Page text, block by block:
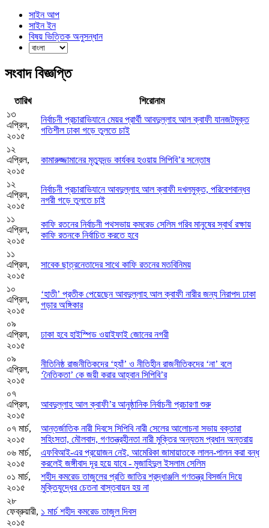
সাইন আপ
সাইন ইন
বিষয় ভিত্তিক অনুসন্ধান
সংবাদ বিজ্ঞপ্তি
তারিখ
শিরোনাম
১৩
এপ্রিল,
২০১৫
নির্বাচনী প্রচারাভিযানে মেয়র প্রার্থী আবদুল্লাহ আল ক্বাফী যানজটমুক্ত
গতিশীল ঢাকা গড়ে তুলতে চাই
১২
এপ্রিল,
২০১৫
কামারুজ্জামানের মৃত্যুদন্ড কার্যকর হওয়ায় সিপিবি’র সন্তোষ
১২
এপ্রিল,
২০১৫
নির্বাচনী প্রচারাভিযানে আবদুল্লাহ আল ক্বাফী দখলমুক্ত, পরিবেশবান্ধব
নগরী গড়ে তুলতে চাই
১১
এপ্রিল,
২০১৫
কাফি রতনের নির্বাচনী পথসভায় কমরেড সেলিম গরিব মানুষের স্বার্থ রক্ষায়
কাফি রতনকে নির্বাচিত করতে হবে
১১
এপ্রিল,
২০১৫
সাবেক ছাত্রনেতাদের সাথে কাফি রতনের মতবিনিময়
১০
এপ্রিল,
২০১৫
‘হাতী’ প্রতীক পেয়েছেন আবদুল্লাহ আল ক্বাফী নারীর জন্য নিরাপদ ঢাকা
গড়ার অঙ্গিকার
০৯
এপ্রিল,
২০১৫
ঢাকা হবে হাইস্পিড ওয়াইফাই জোনের নগরী
০৯
এপ্রিল,
২০১৫
নীতিনিষ্ঠ রাজনীতিকদের ‘হ্যাঁ’ ও নীতিহীন রাজনীতিকদের ‘না’ বলে
‘নৈতিকতা’ কে জয়ী করার আহ্বান সিপিবি’র
০৭
এপ্রিল,
২০১৫
আবদুল্লাহ আল ক্বাফী’র আনুষ্ঠানিক নির্বাচনী প্রচারণা শুরু
০৭ মার্চ,
২০১৫
আন্তর্জাতিক নারী দিবসে সিপিবি নারী সেলের আলোচনা সভায় বক্তারা
সহিংসতা, মৌলবাদ, গণতন্ত্রহীনতা নারী মুক্তির অন্যতম প্রধান অন্তরায়
০৬ মার্চ,
২০১৫
এফবিআই-এর প্রয়োজন নেই, আমেরিকা জামায়াতকে লালন-পালন করা বন্ধ
করলেই জঙ্গীবাদ দূর হয়ে যাবে - মুজাহিদুল ইসলাম সেলিম
০১ মার্চ,
২০১৫
শহীদ কমরেড তাজুলের প্রতি জাতির শ্রদ্ধাঞ্জলি গণতন্ত্র বিসর্জন দিয়ে
মুক্তিযুদ্ধের চেতনা বাস্তবায়ন হয় না
২৮
ফেব্রুয়ারী,
২০১৫
১ মার্চ শহীদ কমরেড তাজুল দিবস